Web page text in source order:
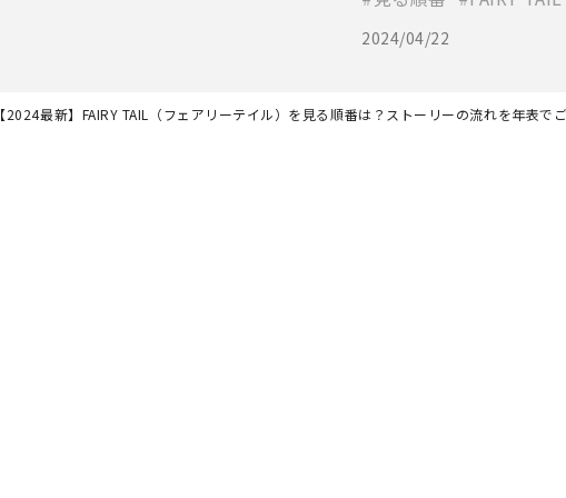
2024/04/22
【2024最新】FAIRY TAIL（フェアリーテイル）を見る順番は？ストーリーの流れを年表で